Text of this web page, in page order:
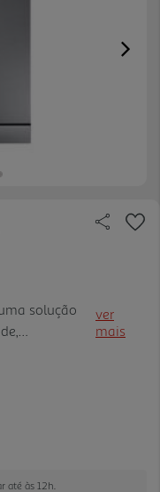
solução
Com
energética E,
O cesto
ver
mais
até às 12h.